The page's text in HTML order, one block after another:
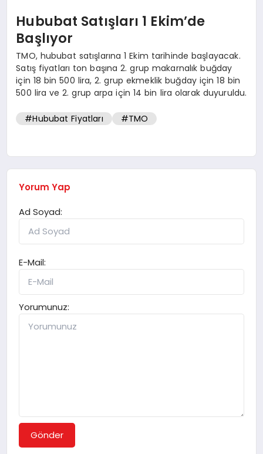
Hububat Satışları 1 Ekim’de
Başlıyor
TMO, hububat satışlarına 1 Ekim tarihinde başlayacak.
Satış fiyatları ton başına 2. grup makarnalık buğday
için 18 bin 500 lira, 2. grup ekmeklik buğday için 18 bin
500 lira ve 2. grup arpa için 14 bin lira olarak duyuruldu.
#Hububat Fiyatları #TMO
Yorum Yap
Ad Soyad:
E-Mail:
Yorumunuz:
Gönder